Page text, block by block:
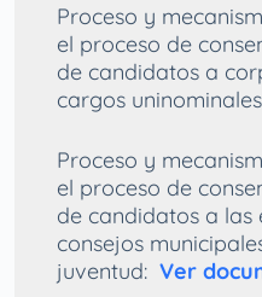
Proceso y
el proceso de
de candidatos a
cargos
Proceso y
el proceso de
de candidatos a las
consejos
juventud: Ver